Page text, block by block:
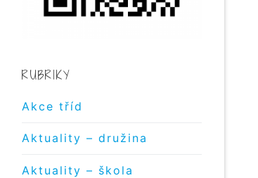
RUBRIKY
Akce tříd
Aktuality – družina
Aktuality – škola